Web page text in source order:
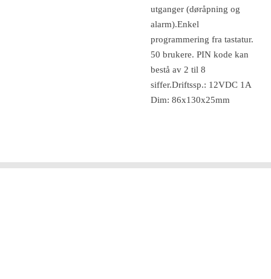
utganger (døråpning og
alarm).Enkel
programmering fra tastatur.
50 brukere. PIN kode kan
bestå av 2 til 8
siffer.Driftssp.: 12VDC 1A
Dim: 86x130x25mm